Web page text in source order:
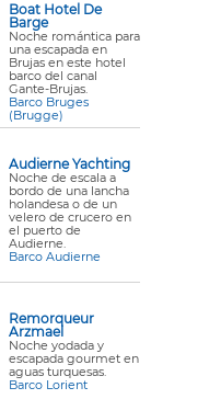
Boat Hotel De
Barge
Noche romántica para
una escapada en
Brujas en este hotel
barco del canal
Gante-Brujas.
Barco Bruges
(Brugge)
Audierne Yachting
Noche de escala a
bordo de una lancha
holandesa o de un
velero de crucero en
el puerto de
Audierne.
Barco Audierne
Remorqueur
Arzmael
Noche yodada y
escapada gourmet en
aguas turquesas.
Barco Lorient